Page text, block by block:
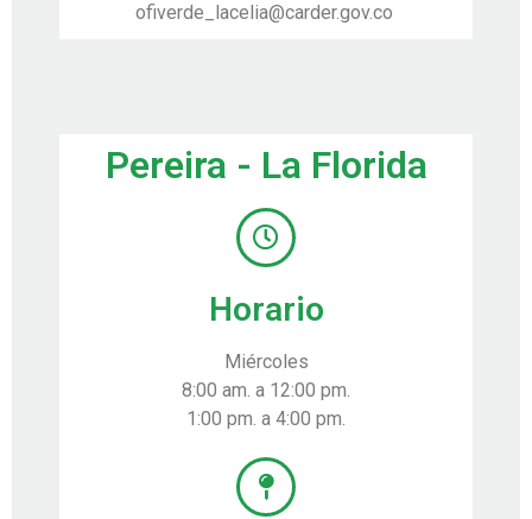
ofiverde_lacelia@carder.gov.co
Pereira - La Florida
Horario
Miércoles
8:00 am. a 12:00 pm.
1:00 pm. a 4:00 pm.